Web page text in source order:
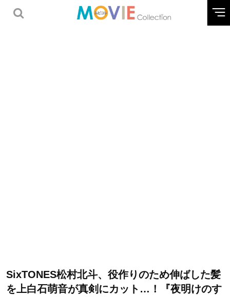
SixTONES松村北斗、役作りのため伸ばした髪
を上白石萌音が真剣にカット…！『夜明けのす